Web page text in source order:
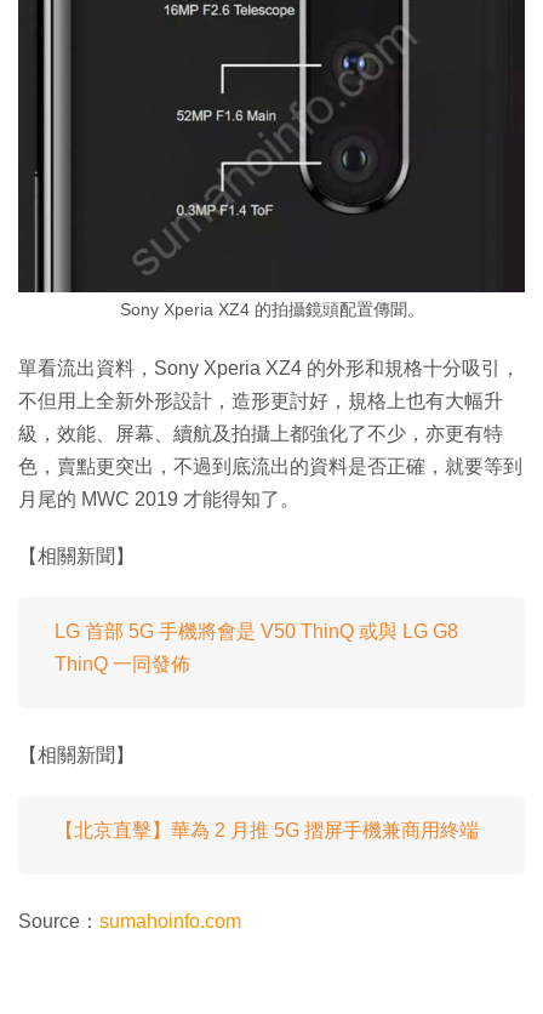
Sony Xperia XZ4 的拍攝鏡頭配置傳聞。
單看流出資料，Sony Xperia XZ4 的外形和規格十分吸引，
不但用上全新外形設計，造形更討好，規格上也有大幅升
級，效能、屏幕、續航及拍攝上都強化了不少，亦更有特
色，賣點更突出，不過到底流出的資料是否正確，就要等到
月尾的 MWC 2019 才能得知了。
【相關新聞】
LG 首部 5G 手機將會是 V50 ThinQ 或與 LG G8
ThinQ 一同發佈
【相關新聞】
【北京直擊】華為 2 月推 5G 摺屏手機兼商用終端
Source： sumahoinfo.com